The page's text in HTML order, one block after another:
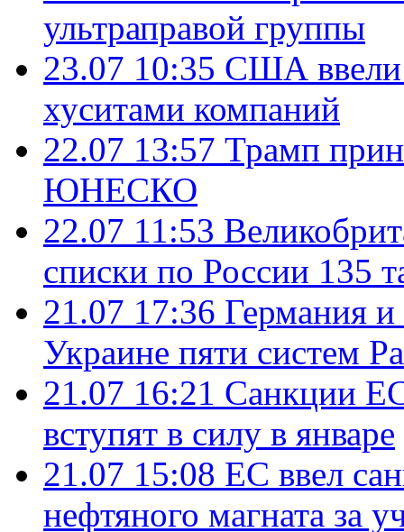
ультраправой группы
23.07 10:35 США ввели
хуситами компаний
22.07 13:57 Трамп
ЮНЕСКО
22.07 11:53
списки по России 135
21.07 17:36 Германия
Украине пяти систем
21.07 16:21 Санкции
вступят в силу в январе
21.07 15:08 ЕС ввел
нефтяного магната за